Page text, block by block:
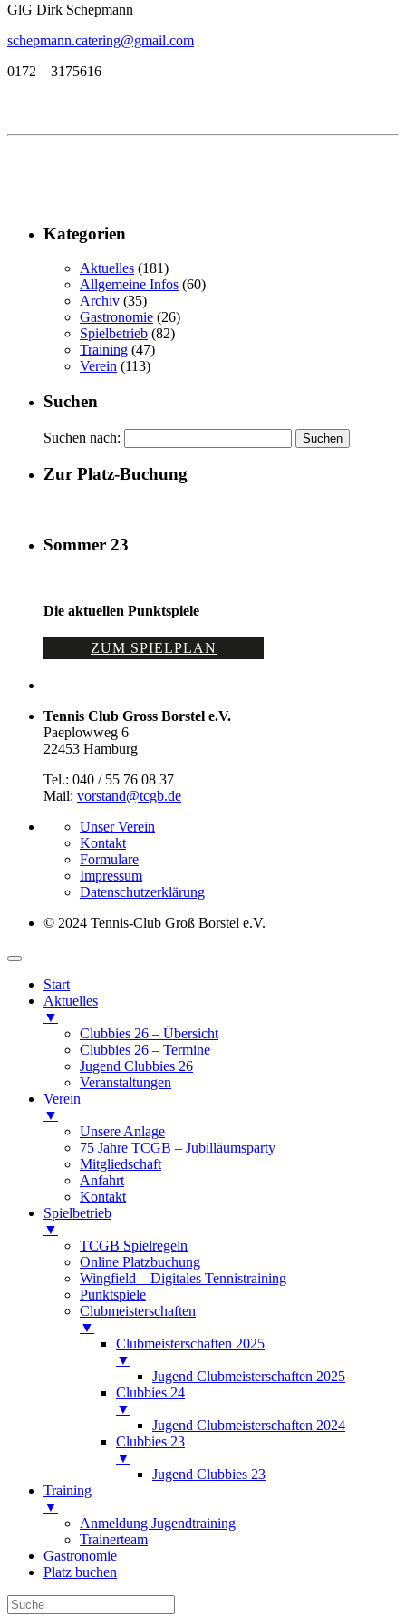
GlG Dirk Schepmann
schepmann.catering@gmail.com
0172 – 3175616
Kategorien
Aktuelles (181)
Allgemeine Infos (60)
Archiv (35)
Gastronomie (26)
Spielbetrieb (82)
Training (47)
Verein (113)
Suchen
Suchen nach:
Zur Platz-Buchung
Sommer 23
Die aktuellen Punktspiele
ZUM SPIELPLAN
Tennis Club Gross Borstel e.V.
Paeplowweg 6
22453 Hamburg
Tel.: 040 / 55 76 08 37
Mail: vorstand@tcgb.de
Unser Verein
Kontakt
Formulare
Impressum
Datenschutz­erklärung
© 2024 Tennis-Club Groß Borstel e.V.
Start
Aktuelles
▼
Clubbies 26 – Übersicht
Clubbies 26 – Termine
Jugend Clubbies 26
Veranstaltungen
Verein
▼
Unsere Anlage
75 Jahre TCGB – Jubilläumsparty
Mitgliedschaft
Anfahrt
Kontakt
Spielbetrieb
▼
TCGB Spielregeln
Online Platzbuchung
Wingfield – Digitales Tennistraining
Punktspiele
Clubmeisterschaften
▼
Clubmeisterschaften 2025
▼
Jugend Clubmeisterschaften 2025
Clubbies 24
▼
Jugend Clubmeisterschaften 2024
Clubbies 23
▼
Jugend Clubbies 23
Training
▼
Anmeldung Jugendtraining
Trainerteam
Gastronomie
Platz buchen